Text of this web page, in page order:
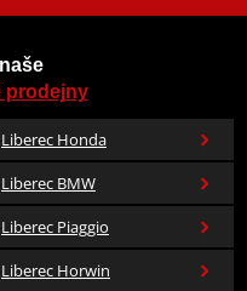
prodejny
Liberec Honda
Liberec BMW
Liberec Piaggio
Liberec Horwin